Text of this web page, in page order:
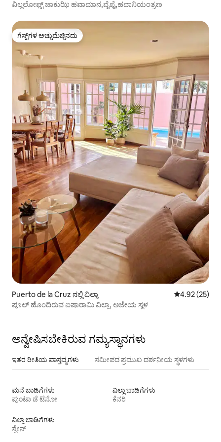
ವಿಲ್ಲಲೋಫ್ಟ್ ಜಾಕುಝಿ ಹವಾಮಾನ,ವೈಫೈ,ಹವಾನಿಯಂತ್ರಣ
ಗೆಸ್ಟ್‌ಗಳ ಅಚ್ಚುಮೆಚ್ಚಿನದು
ಗೆಸ್ಟ್‌ಗಳ ಅಚ್ಚುಮೆಚ್ಚಿನದು
Puerto de la Cruz ನಲ್ಲಿ ವಿಲ್ಲಾ 5 ರಲ್ಲಿ 4.92
4.92 (25)
ಪೂಲ್ ಹೊಂದಿರುವ ಐಷಾರಾಮಿ ವಿಲ್ಲಾ, ಅಜೇಯ ಸ್ಥಳ
ಅನ್ವೇಷಿಸಬೇಕಿರುವ ಗಮ್ಯಸ್ಥಾನಗಳು
ಇತರ ರೀತಿಯ ವಾಸ್ತವ್ಯಗಳು ಸಮೀಪದ ಪ್ರಮುಖ ದರ್ಶನೀಯ ಸ್ಥಳಗಳು
ಮನೆ ಬಾಡಿಗೆಗಳು
ಪುಂಟಾ ಡೆ ಟೆನೋ
ವಿಲ್ಲಾ ಬಾಡಿಗೆಗಳು
ಕೆನರಿ
ವಿಲ್ಲಾ ಬಾಡಿಗೆಗಳು
ಸ್ಪೇನ್